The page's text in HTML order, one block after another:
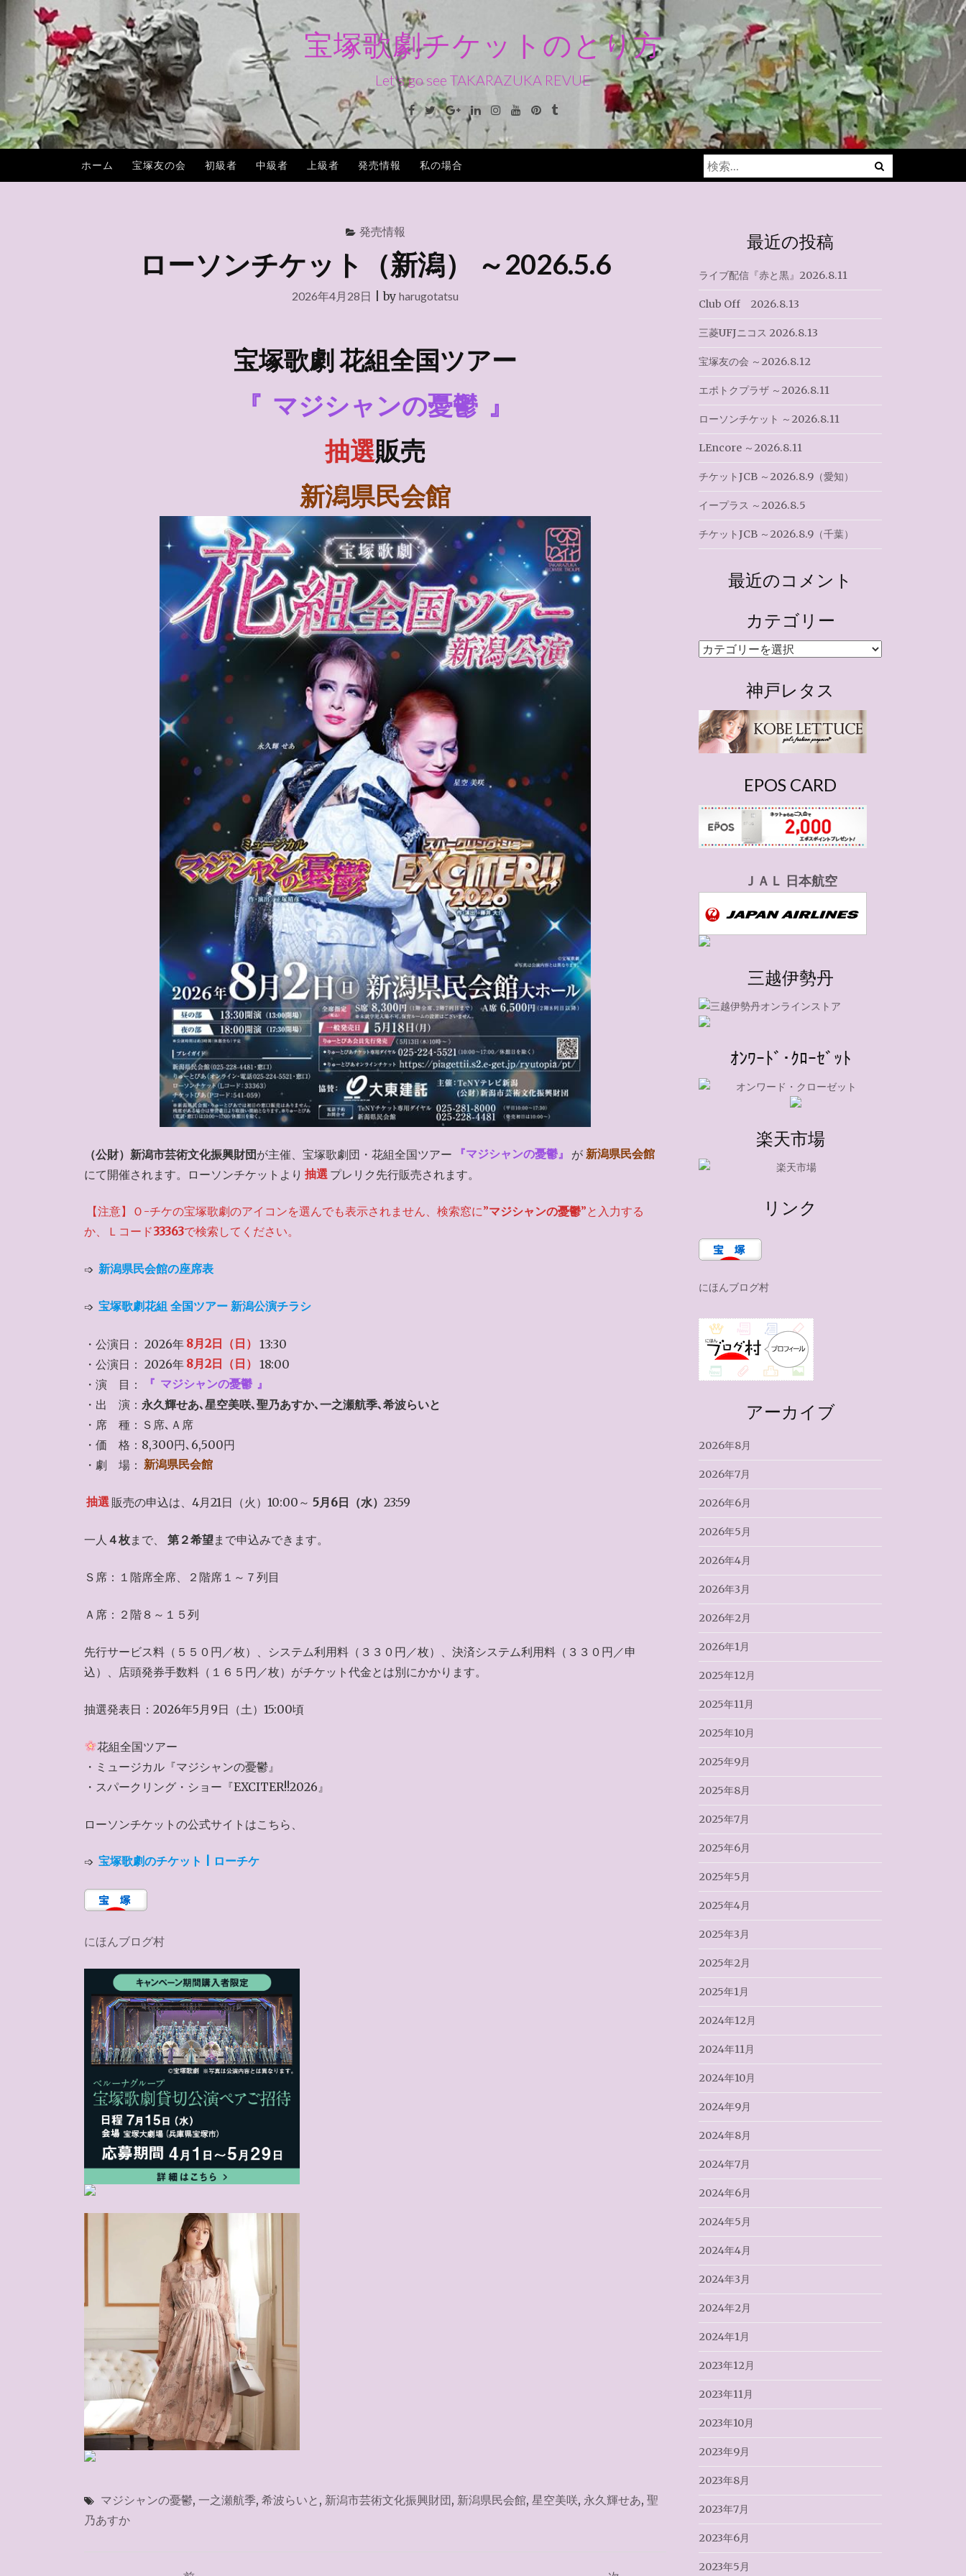
へ
ス
キ
宝塚歌劇チケットのとり方
Let's go see TAKARAZUKA REVUE
Facebook
TwitterGoogle+LinkedinInstagramYoutubePinterest
Tumblr
ホーム 宝塚友の会 初級者 中級者 上級者 発売情報 私の場合
検
索:
発売情報
ローソンチケット（新潟） ～2026.5.6
2026年4月28日 |by harugotatsu
宝塚歌劇 花組全国ツアー
『 マジシャンの憂鬱 』
抽選販売
新潟県民会館
（公財）新潟市芸術文化振興財団が主催、宝塚歌劇団・花組全国ツアー 『マジシャンの憂鬱』 が 新潟県民会館
にて開催されます。ローソンチケットより 抽選 プレリク先行販売されます。
【注意】Ｏ-チケの宝塚歌劇のアイコンを選んでも表示されません、検索窓に”マジシャンの憂鬱”と入力する
か、Ｌコード33363で検索してください。
➩ 新潟県民会館の座席表
➩ 宝塚歌劇花組 全国ツアー 新潟公演チラシ
・公演日： 2026年 8月2日（日）
13:30
・公演日： 2026年 8月2日（日）
18:00
・演 目：
『 マジシャンの憂鬱 』
・出 演： 永久輝せあ､星空美咲､聖乃あすか､一之瀬航季､希波らいと
・席 種：Ｓ席､Ａ席
・価 格：8,300円､6,500円
・劇 場： 新潟県民会館
抽選 販売の申込は、4月21日（火）10:00～5月6日（水）23:59
一人 ４枚まで、 第２希望まで申込みできます。
Ｓ席：１階席全席、２階席１～７列目
Ａ席：２階８～１５列
先行サービス料（５５０円／枚）、システム利用料（３３０円／枚）、決済システム利用料（３３０円／申
込）、店頭発券手数料（１６５円／枚）がチケット代金とは別にかかります。
抽選発表日：2026年5月9日（土）15:00頃
花組全国ツアー
・ミュージカル『マジシャンの憂鬱』
・スパークリング・ショー『EXCITER!!2026』
ローソンチケットの公式サイトはこちら、
➩ 宝塚歌劇のチケット | ローチケ
にほんブログ村
マジシャンの憂鬱, 一之瀬航季, 希波らいと , 新潟市芸術文化振興財団, 新潟県民会館, 星空美咲, 永久輝せあ, 聖
乃あすか
最近の投稿
ライブ配信『赤と黒』2026.8.11
Club Off 2026.8.13
三菱UFJニコス 2026.8.13
宝塚友の会 ～2026.8.12
エポトクプラザ ～2026.8.11
ローソンチケット ～2026.8.11
LEncore ～2026.8.11
チケットJCB ～2026.8.9（愛知）
イープラス ～2026.8.5
チケットJCB ～2026.8.9（千葉）
最近のコメント
カテゴリー
カ
ー
神戸レタス
EPOS CARD
ＪＡＬ 日本航空
三越伊勢丹
ｵﾝﾜｰﾄﾞ･ｸﾛｰｾﾞｯﾄ
楽天市場
リンク
にほんブログ村
アーカイブ
2026年8月
2026年7月
2026年6月
2026年5月
2026年4月
2026年3月
2026年2月
2026年1月
2025年12月
2025年11月
2025年10月
2025年9月
2025年8月
2025年7月
2025年6月
2025年5月
2025年4月
2025年3月
2025年2月
2025年1月
2024年12月
2024年11月
2024年10月
2024年9月
2024年8月
2024年7月
2024年6月
2024年5月
2024年4月
2024年3月
2024年2月
2024年1月
2023年12月
2023年11月
2023年10月
2023年9月
2023年8月
2023年7月
2023年6月
2023年5月